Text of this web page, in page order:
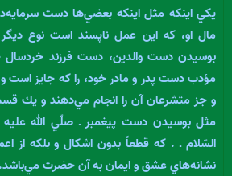
يكي اينكه مثل اينكه بعضي‌ها دست
مال او، كه اين عمل ناپسند است نوع
بوسيدن دست والدين، دست فرزند خردسال
مؤدب دست پدر و مادر خود، را كه جايز است
و جز متشرعان آن را انجام مي‌دهند و يك
مثل بوسيدن دست پيغمبر ـ صلّي الله عليه
السّلام ـ . كه قطعاً بدون اشكال و بلكه از
نشانه‌هاي عشق و ايمان به آن حضرت مي‌باشد.